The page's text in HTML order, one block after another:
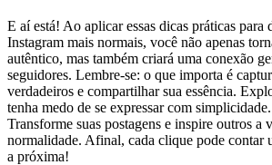
E aí está! Ao aplicar essas dicas práticas para
Instagram mais‍ normais, você não apenas
autêntico, mas também⁤ criará uma conexão
seguidores. Lembre-se: o que importa é
verdadeiros e compartilhar sua essência.
tenha medo​ de ‌se‌ expressar com
Transforme suas​ postagens e‍ inspire outros​ a
normalidade.‌ Afinal, cada clique pode contar​
a próxima!